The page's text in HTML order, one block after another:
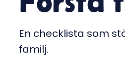
En checklista som
familj.